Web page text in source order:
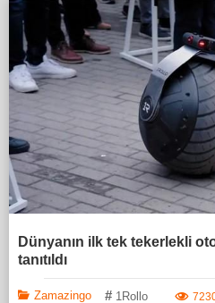
Dünyanın ilk tek tekerlekli
tanıtıldı
Zamazingo # 1Rollo